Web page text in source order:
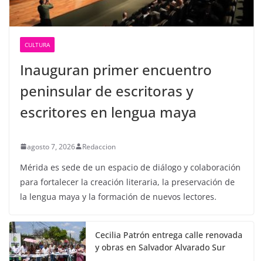
CULTURA
Inauguran primer encuentro
peninsular de escritoras y
escritores en lengua maya
agosto 7, 2026 Redaccion
Mérida es sede de un espacio de diálogo y colaboración
para fortalecer la creación literaria, la preservación de
la lengua maya y la formación de nuevos lectores.
Cecilia Patrón entrega calle renovada
y obras en Salvador Alvarado Sur